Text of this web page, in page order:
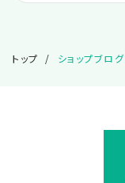
トップ ショップブログ